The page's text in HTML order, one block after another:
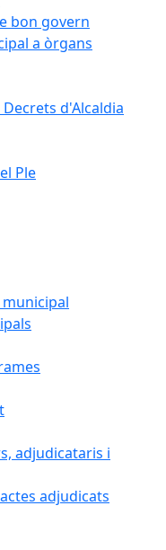
bon govern
a òrgans
d'Alcaldia
Ple
adjudicataris i
adjudicats